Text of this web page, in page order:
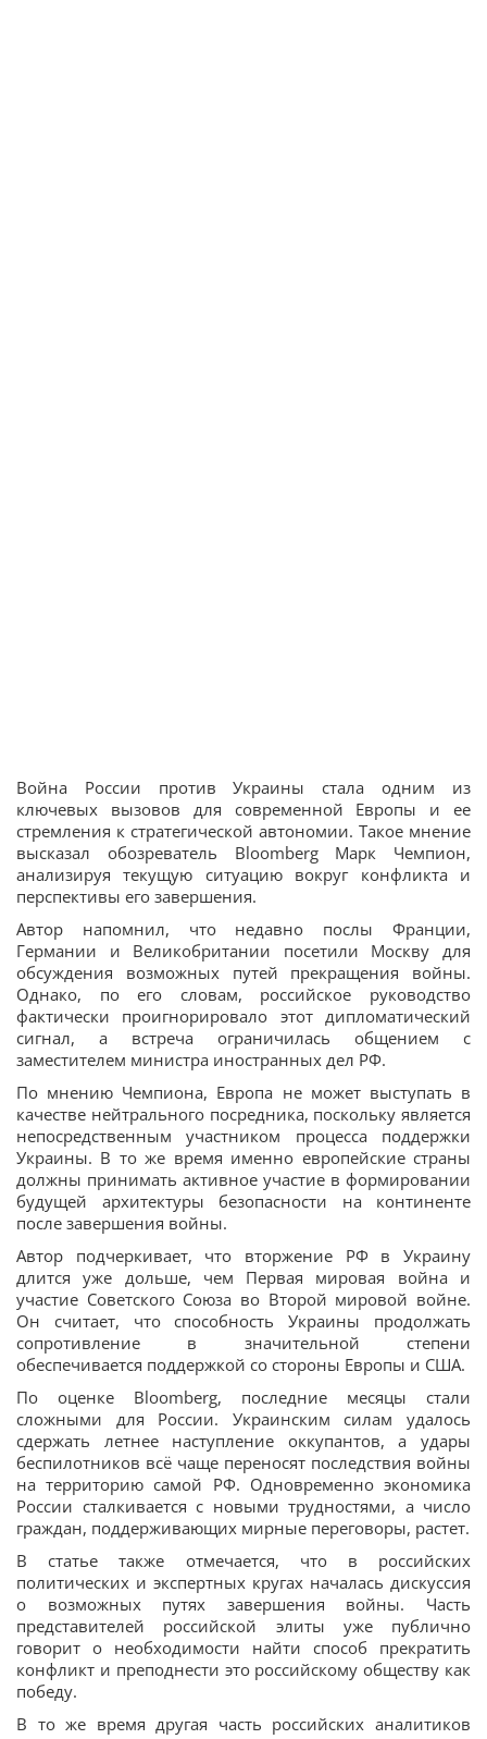
Война России против Украины стала одним из
ключевых вызовов для современной Европы и ее
стремления к стратегической автономии. Такое мнение
высказал обозреватель Bloomberg Марк Чемпион,
анализируя текущую ситуацию вокруг конфликта и
перспективы его завершения.
Автор напомнил, что недавно послы Франции,
Германии и Великобритании посетили Москву для
обсуждения возможных путей прекращения войны.
Однако, по его словам, российское руководство
фактически проигнорировало этот дипломатический
сигнал, а встреча ограничилась общением с
заместителем министра иностранных дел РФ.
По мнению Чемпиона, Европа не может выступать в
качестве нейтрального посредника, поскольку является
непосредственным участником процесса поддержки
Украины. В то же время именно европейские страны
должны принимать активное участие в формировании
будущей архитектуры безопасности на континенте
после завершения войны.
Автор подчеркивает, что вторжение РФ в Украину
длится уже дольше, чем Первая мировая война и
участие Советского Союза во Второй мировой войне.
Он считает, что способность Украины продолжать
сопротивление в значительной степени
обеспечивается поддержкой со стороны Европы и США.
По оценке Bloomberg, последние месяцы стали
сложными для России. Украинским силам удалось
сдержать летнее наступление оккупантов, а удары
беспилотников всё чаще переносят последствия войны
на территорию самой РФ. Одновременно экономика
России сталкивается с новыми трудностями, а число
граждан, поддерживающих мирные переговоры, растет.
В статье также отмечается, что в российских
политических и экспертных кругах началась дискуссия
о возможных путях завершения войны. Часть
представителей российской элиты уже публично
говорит о необходимости найти способ прекратить
конфликт и преподнести это российскому обществу как
победу.
В то же время другая часть российских аналитиков